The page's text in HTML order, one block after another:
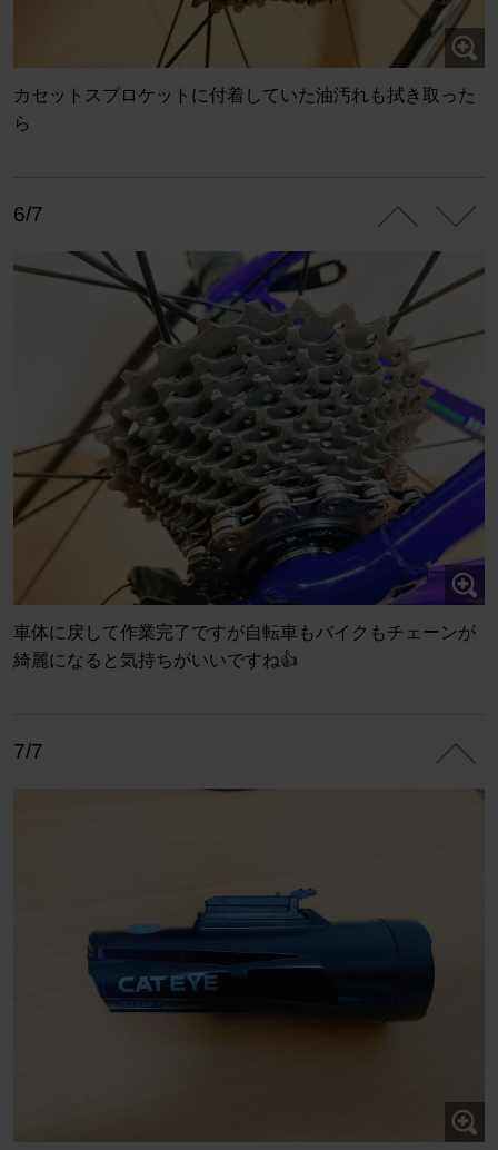
カセットスプロケットに付着していた油汚れも拭き取った
ら
6/7
車体に戻して作業完了ですが自転車もバイクもチェーンが
綺麗になると気持ちがいいですね👍
7/7